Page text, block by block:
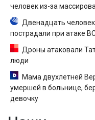
человек из-за
Двенадцать
пострадали при атаке
Дроны атаковали
люди
Мама двухлетней
умершей в больнице,
девочку